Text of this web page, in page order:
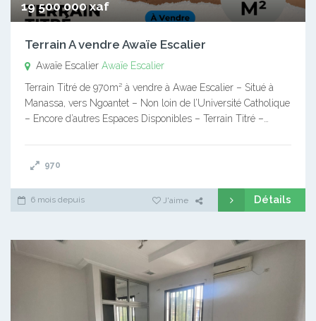
19 500 000 xaf
Terrain A vendre Awaïe Escalier
Awaïe Escalier Awaïe Escalier
Terrain Titré de 970m² à vendre à Awae Escalier – Situé à
Manassa, vers Ngoantet – Non loin de l’Université Catholique
– Encore d’autres Espaces Disponibles – Terrain Titré –…
970
6 mois depuis J'aime Détails